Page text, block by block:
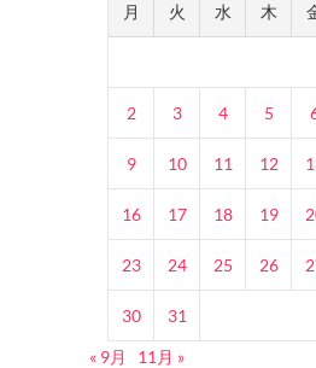
月 火 水 木
2 3 4 5
9 10 11 12
16 17 18 19
23 24 25 26
30
31
« 9月
11月 »